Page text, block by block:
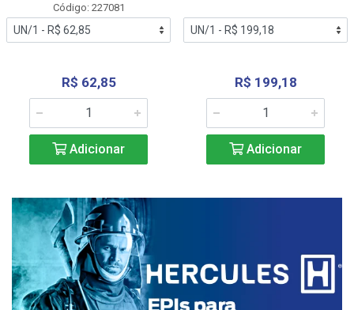
Código: 227081
R$ 62,85
Adicionar
R$ 199,18
Adicionar